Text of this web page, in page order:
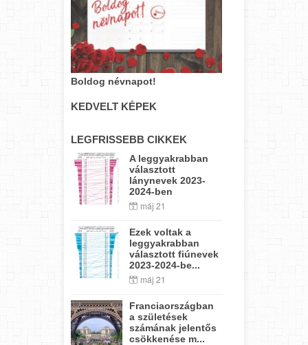
Boldog névnapot!
KEDVELT KÉPEK
LEGFRISSEBB CIKKEK
A leggyakrabban
választott
lánynevek 2023-
2024-ben
máj 21
Ezek voltak a
leggyakrabban
választott fiúnevek
2023-2024-be...
máj 21
Franciaországban
a születések
számának jelentős
csökkenése m...